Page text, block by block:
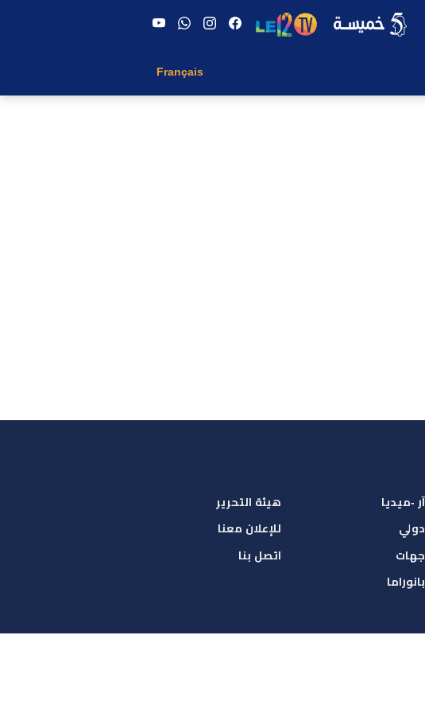
Français
آر -ميديا
دولي
جهات
بانوراما
هيئة التحرير
للإعلان معنا
اتصل بنا